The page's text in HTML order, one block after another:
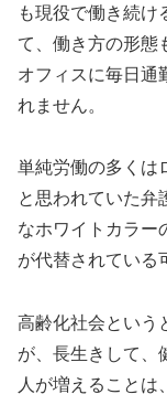
も現役で働き続け
て、働き方の形態
オフィスに毎日通
れません。
単純労働の多くは
と思われていた弁
なホワイトカラー
が代替されている
高齢化社会という
が、長生きして、
人が増えることは